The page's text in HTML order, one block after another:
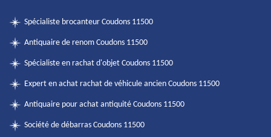
Spécialiste brocanteur Coudons 11500
Antiquaire de renom Coudons 11500
Spécialiste en rachat d'objet Coudons 11500
Expert en achat rachat de véhicule ancien Coudons 11500
Antiquaire pour achat antiquité Coudons 11500
Société de débarras Coudons 11500